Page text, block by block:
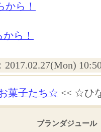
から！
ら！
2017.02.27(Mon)
菓子たち☆ << ☆ひ
ブランダジュール